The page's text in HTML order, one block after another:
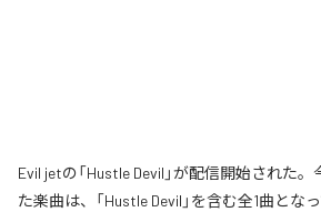
Evil jetの「Hustle Devil」が配信開始された
た楽曲は、「Hustle Devil」を含む全1曲となっ